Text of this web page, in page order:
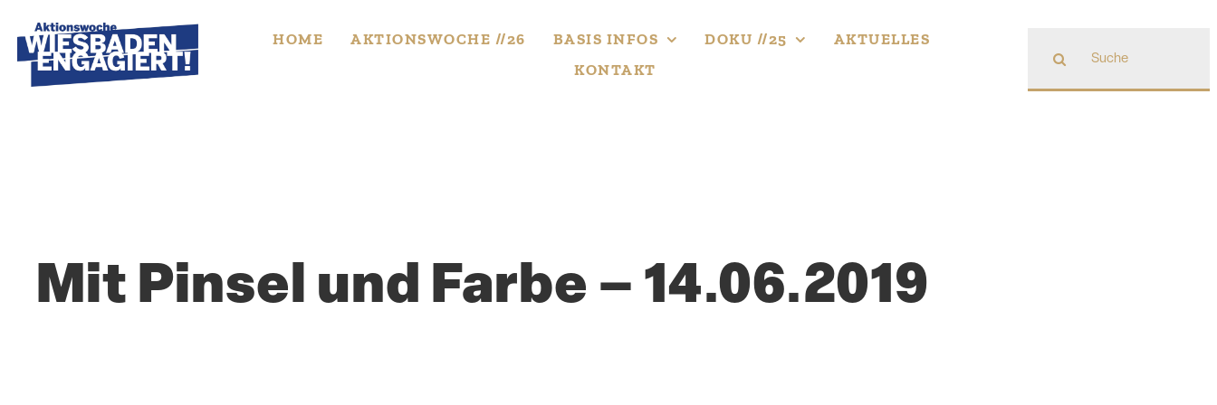
to
content
HOME AKTIONS­WOCHE //26 BASIS INFOS DOKU //25
AKTUELLES
KONTAKT
nach:
Mit Pinsel und Farbe – 14.06.2019